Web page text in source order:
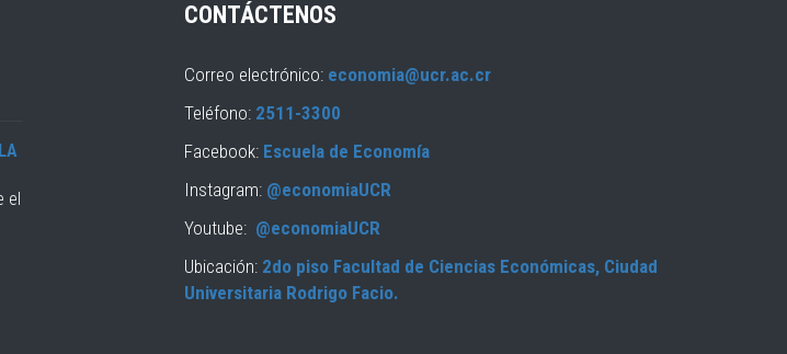
el
CONTÁCTENOS
Correo electrónico: economia@ucr.ac.cr
Teléfono: 2511-3300
Facebook: Escuela de Economía
Instagram: @economiaUCR
Youtube: @economiaUCR
Ubicación: 2do piso Facultad de Ciencias Económicas, Ciudad
Universitaria Rodrigo Facio.